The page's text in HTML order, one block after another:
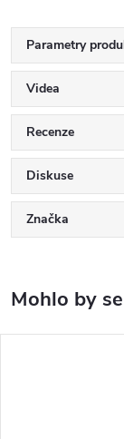
Parametry
Videa
Recenze
Diskuse
Značka